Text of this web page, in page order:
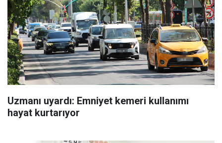
Uzmanı uyardı: Emniyet kemeri kullanımı
hayat kurtarıyor